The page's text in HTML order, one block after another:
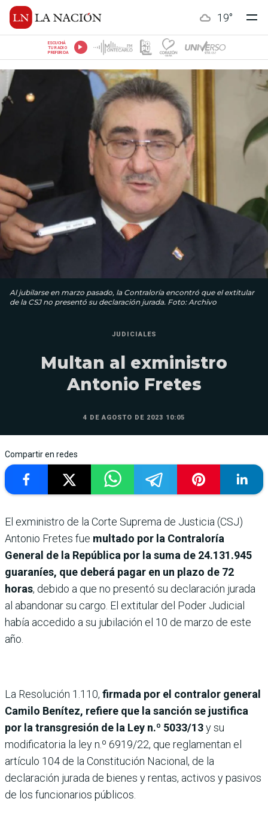
19°
ESCUCHÁ
TU RADIO
PREFERIDA
Al jubilarse en marzo pasado, la Contraloría encontró que el extitular
de la CSJ no presentó su declaración jurada. Foto: Archivo
JUDICIALES
Multan al exministro
Antonio Fretes
4 DE AGOSTO DE 2023 10:05
Compartir en redes
El exministro de la Corte Suprema de Justicia (CSJ)
Antonio Fretes fue multado por la Contraloría
General de la República por la suma de 24.131.945
guaraníes, que deberá pagar en un plazo de 72
horas, debido a que no presentó su declaración jurada
al abandonar su cargo. El extitular del Poder Judicial
había accedido a su jubilación el 10 de marzo de este
año.
La Resolución 1.110, firmada por el contralor general
Camilo Benítez, refiere que la sanción se justifica
por la transgresión de la Ley n.º 5033/13y su
modificatoria la ley n.º 6919/22, que reglamentan el
artículo 104 de la Constitución Nacional, de la
declaración jurada de bienes y rentas, activos y pasivos
de los funcionarios públicos.